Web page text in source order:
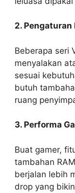
2. Pengaturan
Beberapa seri
menyalakan
sesuai
butuh
ruang
3. Performa
Buat gamer,
tambahan
berjalan lebih
drop yang